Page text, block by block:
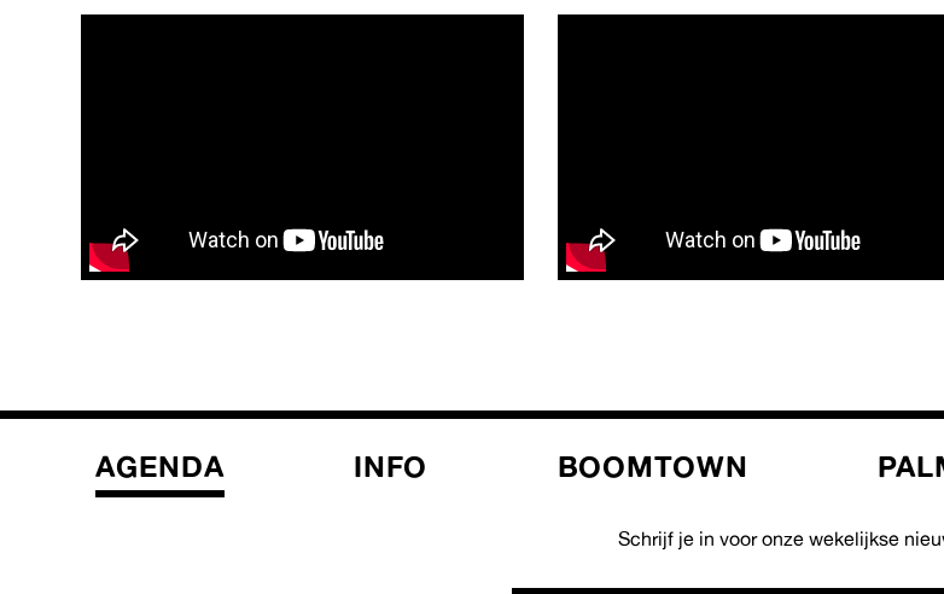
AGENDA INFO BOOMTOWN
Schrijf je in voor onze wekelijkse